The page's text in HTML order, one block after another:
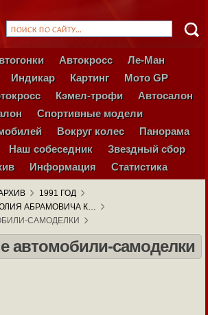
Автокросс
Ле-Ман
Индикар Картинг
Мото GP
Кэмел-трофи
Автосалон
Спортивные модели
Вокруг колес
Панорама
Наш собеседник
Звездный сбор
Информация Статистика
1991 ГОД
АБРАМОВИЧА К…
САМОДЕЛКИ
автомобили-самоделки